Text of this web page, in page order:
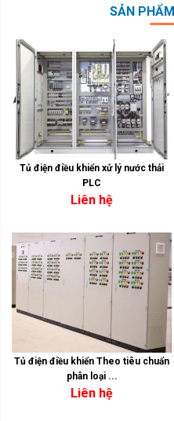
SẢN
Tủ điện điều khiển xử lý nước thải
PLC
Liên hệ
Tủ điện điều khiển Theo tiêu chuẩn
phân loại ...
Liên hệ